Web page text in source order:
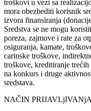
troškovi u vezi sa
mora obezbediti korisnik
izvora finansiranja
Sredstva se ne mogu
poreza, zajmove i rate za
osiguranja, kamate,
carinske troškove,
troškove, kreditiranje
na konkurs i druge
sredstava.
NAČIN PRIJAVLjIVANjA